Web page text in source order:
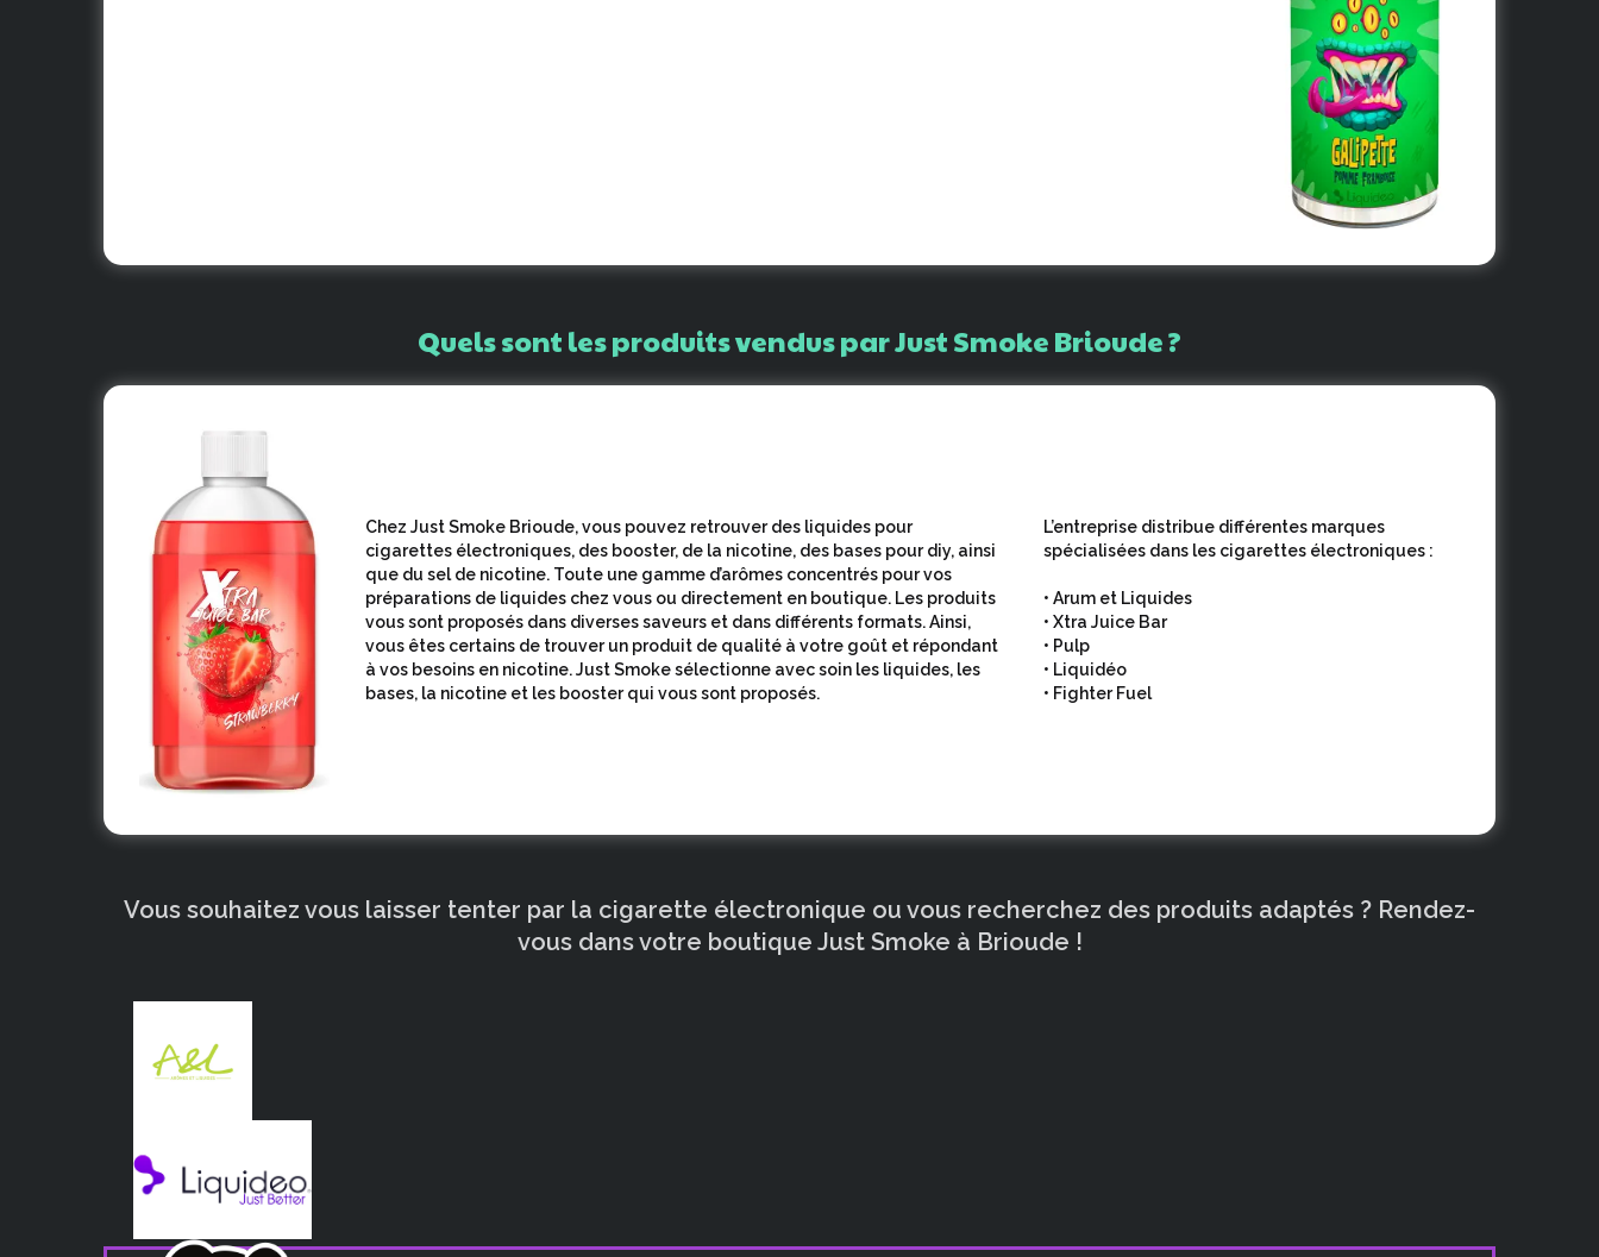
QuelssontlesproduitsvendusparJustSmokeBrioude?
Chez Just Smoke Brioude, vous pouvez retrouver des liquides pour
cigarettes électroniques, des booster, de la nicotine, des bases pour diy, ainsi
que du sel de nicotine. Toute une gamme d’arômes concentrés pour vos
préparations de liquides chez vous ou directement en boutique. Les produits
vous sont proposés dans diverses saveurs et dans différents formats. Ainsi,
vous êtes certains de trouver un produit de qualité à votre goût et répondant
à vos besoins en nicotine. Just Smoke sélectionne avec soin les liquides, les
bases, la nicotine et les booster qui vous sont proposés.
L’entreprise distribue différentes marques
spécialisées dans les cigarettes électroniques :
• Arum et Liquides
• Xtra Juice Bar
• Pulp
• Liquidéo
• Fighter Fuel
Vous souhaitez vous laisser tenter par la cigarette électronique ou vous recherchez des produits adaptés ? Rendez-
vous dans votre boutique Just Smoke à Brioude !